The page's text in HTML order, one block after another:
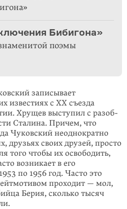
Бибигона»
поэмы
записывает
изве­стиях с XX съезда
Хрущев выступил с разоб­
Сталина. Причем, что
Чуковский неоднократно
друзьях своих друзей, просто
того чтобы их освободить,
возникает в его
по 1956 год. Часто это
проходит — мол,
Берия, сколько тысяч